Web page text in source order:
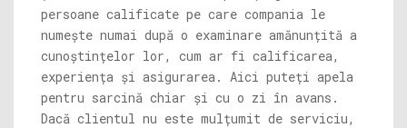
persoane calificate pe care compania le
numește numai după o examinare amănunțită a
cunoștințelor lor, cum ar fi calificarea,
experiența și asigurarea. Aici puteți apela
pentru sarcină chiar și cu o zi în avans.
Dacă clientul nu este mulțumit de serviciu,